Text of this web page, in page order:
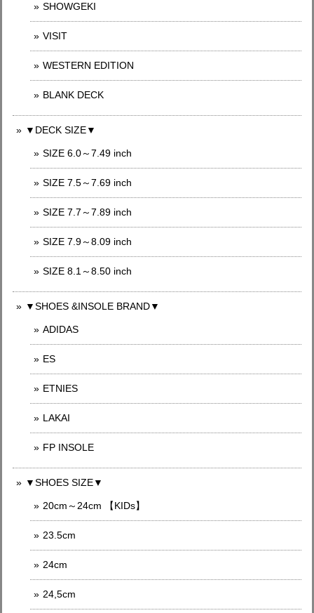
SHOWGEKI
VISIT
WESTERN EDITION
BLANK DECK
▼DECK SIZE▼
SIZE 6.0～7.49 inch
SIZE 7.5～7.69 inch
SIZE 7.7～7.89 inch
SIZE 7.9～8.09 inch
SIZE 8.1～8.50 inch
▼SHOES &INSOLE BRAND▼
ADIDAS
ES
ETNIES
LAKAI
FP INSOLE
▼SHOES SIZE▼
20cm～24cm 【KIDs】
23.5cm
24cm
24,5cm